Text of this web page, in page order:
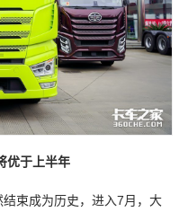
优于上半年
束成为历史，进入7月，大